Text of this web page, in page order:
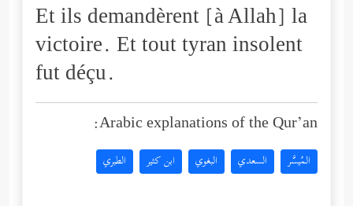
Et ils demandèrent [à Allah] la
victoire. Et tout tyran insolent
fut déçu.
Arabic explanations of the Qur’an:
المُيسَّر السعدي البغوي ابن كثير الطبري